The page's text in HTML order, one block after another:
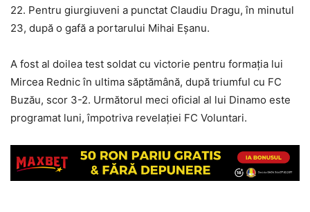
22. Pentru giurgiuveni a punctat Claudiu Dragu, în minutul
23, după o gafă a portarului Mihai Eșanu.
A fost al doilea test soldat cu victorie pentru formația lui
Mircea Rednic în ultima săptămână, după triumful cu FC
Buzău, scor 3-2. Următorul meci oficial al lui Dinamo este
programat luni, împotriva revelației FC Voluntari.